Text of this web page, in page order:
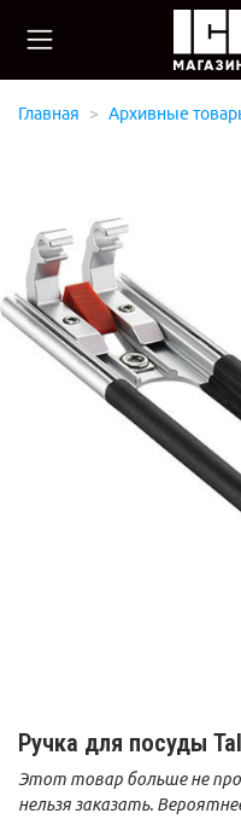
Главная Архивные
Ручка для посуды
Этот товар больше не
нельзя заказать.